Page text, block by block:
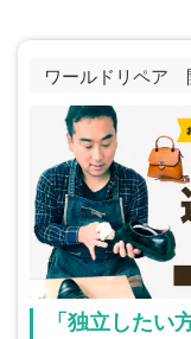
ワールドリペア
「独立したい